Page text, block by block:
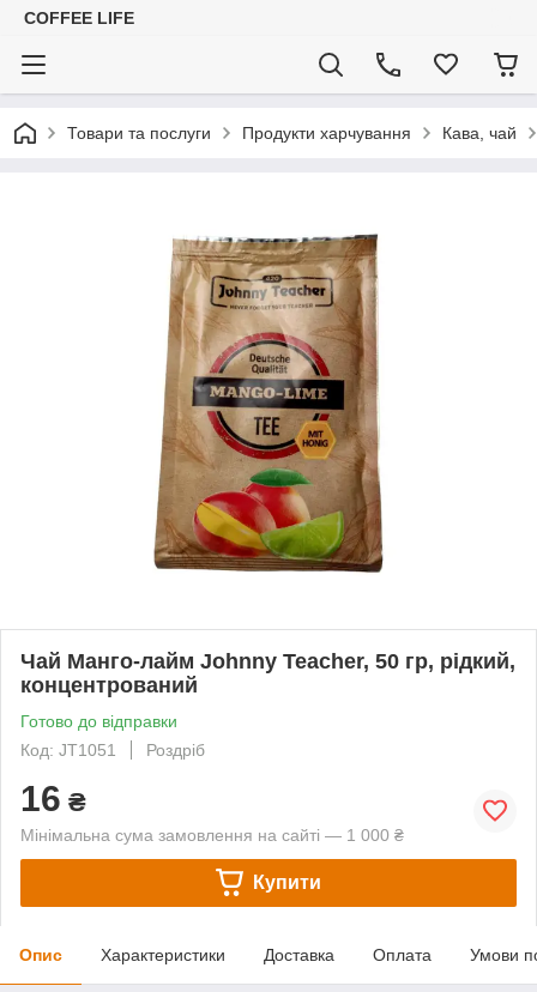
COFFEE LIFE
Товари та послуги Продукти харчування Кава, чай
Чай Манго-лайм Johnny Teacher, 50 гр, рідкий,
концентрований
Готово до відправки
Код: JT1051
Роздріб
16 ₴
Мінімальна сума замовлення на сайті — 1 000 ₴
Купити
Опис Характеристики Доставка Оплата Умови